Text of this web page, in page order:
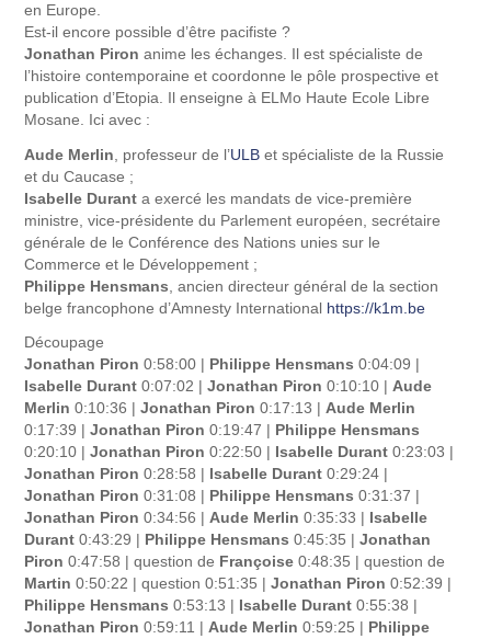
en Europe.
Est-il encore possible d’être pacifiste ?
Jonathan Piron anime les échanges. Il est spécialiste de
l’histoire contemporaine et coordonne le pôle prospective et
publication d’Etopia. Il enseigne à ELMo Haute Ecole Libre
Mosane. Ici avec :
Aude Merlin , professeur de l’ULB et spécialiste de la Russie
et du Caucase ;
Isabelle Durant a exercé les mandats de vice-première
ministre, vice-présidente du Parlement européen, secrétaire
générale de le Conférence des Nations unies sur le
Commerce et le Développement ;
Philippe Hensmans , ancien directeur général de la section
belge francophone d’Amnesty International https://k1m.be
Découpage
Jonathan Piron 0:58:00 | Philippe Hensmans 0:04:09 |
Isabelle Durant 0:07:02 |Jonathan Piron 0:10:10 |Aude
Merlin 0:10:36 |Jonathan Piron 0:17:13 |Aude Merlin
0:17:39 |Jonathan Piron 0:19:47 | Philippe Hensmans
0:20:10 |Jonathan Piron 0:22:50 | Isabelle Durant 0:23:03 |
Jonathan Piron 0:28:58 | Isabelle Durant 0:29:24 |
Jonathan Piron 0:31:08 | Philippe Hensmans 0:31:37 |
Jonathan Piron 0:34:56 |Aude Merlin 0:35:33 | Isabelle
Durant 0:43:29 | Philippe Hensmans 0:45:35 |Jonathan
Piron 0:47:58 | question de Françoise 0:48:35 | question de
Martin 0:50:22 | question 0:51:35 |Jonathan Piron 0:52:39 |
Philippe Hensmans 0:53:13 | Isabelle Durant 0:55:38 |
Jonathan Piron 0:59:11 |Aude Merlin 0:59:25 | Philippe